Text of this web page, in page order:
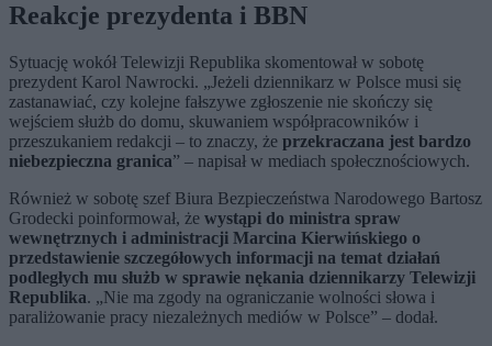
Reakcje prezydenta i BBN
Sytuację wokół Telewizji Republika skomentował w sobotę
prezydent Karol Nawrocki. „Jeżeli dziennikarz w Polsce musi się
zastanawiać, czy kolejne fałszywe zgłoszenie nie skończy się
wejściem służb do domu, skuwaniem współpracowników i
przeszukaniem redakcji – to znaczy, że przekraczana jest bardzo
niebezpieczna granica” – napisał w mediach społecznościowych.
Również w sobotę szef Biura Bezpieczeństwa Narodowego Bartosz
Grodecki poinformował, że wystąpi do ministra spraw
wewnętrznych i administracji Marcina Kierwińskiego o
przedstawienie szczegółowych informacji na temat działań
podległych mu służb w sprawie nękania dziennikarzy Telewizji
Republika. „Nie ma zgody na ograniczanie wolności słowa i
paraliżowanie pracy niezależnych mediów w Polsce” – dodał.